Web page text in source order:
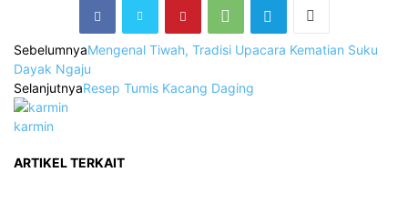
SebelumnyaMengenal Tiwah, Tradisi Upacara Kematian Suku
Dayak Ngaju
SelanjutnyaResep Tumis Kacang Daging
karmin
ARTIKEL TERKAIT